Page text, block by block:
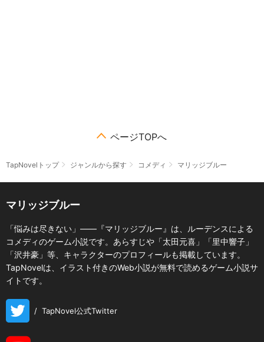
ページTOPへ
TapNovelトップ ジャンルから探す コメディ マリッジブルー
マリッジブルー
「悩みは尽きない」――『マリッジブルー』は、ルーデンスによる
コメディのゲーム小説です。あらすじや「太田元喜」「里中響子」
「沢井豪」等、キャラクターのプロフィールも掲載しています。
TapNovelは、イラスト付きのWeb小説が無料で読めるゲーム小説サ
イトです。
/ TapNovel公式Twitter